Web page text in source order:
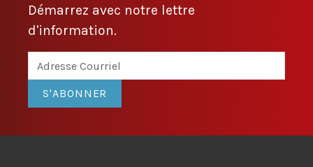
Démarrez avec notre lettre
d'information.
S'ABONNER